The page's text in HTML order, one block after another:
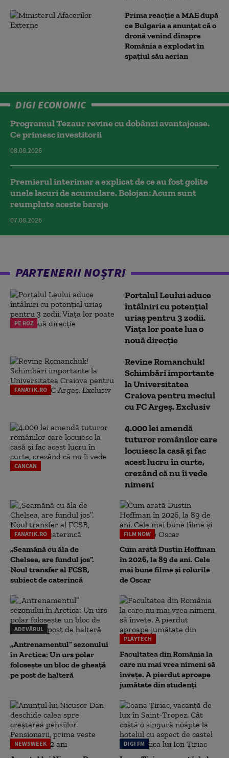
Prima reacție a MAE după
ce Bulgaria a anunţat că o
dronă venind dinspre
România a explodat în
spaţiul său aerian
DIGI ECONOMIC
Programul Tezaur revine cu dobânzi avantajoase.
Ce primesc investitorii
08.08.2026
Premierul interimar a explicat de ce au fost golite
unele lacuri de acumulare. Bolojan: Acum sunt
reumplute aceste baraje
07.08.2026
PARTENERII NOȘTRI
PE ROZ
Portalul Leului aduce
întâlniri cu potențial
uriaș pentru 3 zodii.
Viața lor poate lua o
nouă direcție
FANATIK.RO
Revine Romanchuk!
Schimbări importante
la Universitatea
Craiova pentru meciul
cu FC Argeş. Exclusiv
CANCAN
4.000 lei amendă
tuturor românilor care
locuiesc la casă și fac
acest lucru în curte,
crezând că nu îi vede
nimeni
FANATIK.RO
„Seamănă cu ăla de
Chelsea, are fundul jos”.
Noul transfer al FCSB,
subiect de caterincă
FILM NOW
Cum arată Dustin Hoffman
în 2026, la 89 de ani. Cele
mai bune filme și rolurile
de Oscar
ADEVĂRUL
„Antrenamentul” sezonului
în Arctica: Un urs polar
folosește un bloc de gheață
pe post de halteră
PLAYTECH
Facultatea din România la
care nu mai vrea nimeni să
înveţe. A pierdut aproape
jumătate din studenţi
NEWSWEEK DIGI FM